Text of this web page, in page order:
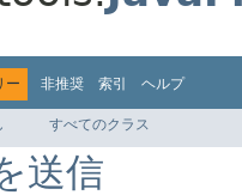
ー 非推奨 索引 ヘルプ
すべてのクラス
送信